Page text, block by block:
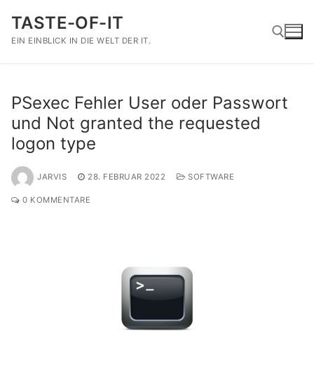
Inhalt
springen
TASTE-OF-IT
EIN EINBLICK IN DIE WELT DER IT.
PSexec Fehler User oder Passwort
und Not granted the requested
logon type
JARVIS 28. FEBRUAR 2022 SOFTWARE
0 KOMMENTARE